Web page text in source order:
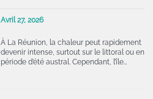
Avril 27, 2026
À La Réunion, la chaleur peut rapidement
devenir intense, surtout sur le littoral ou en
période d’été austral. Cependant, l’île…